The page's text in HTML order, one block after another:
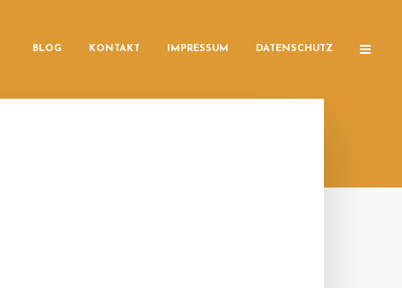
BLOG KONTAKT IMPRESSUM DATENSCHUTZ